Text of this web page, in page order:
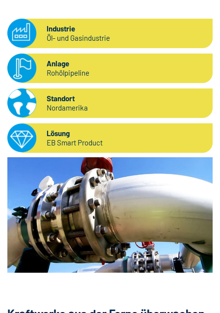
Industrie
Öl- und Gasindustrie
Anlage
Rohölpipeline
Standort
Nordamerika
Lösung
EB Smart Product